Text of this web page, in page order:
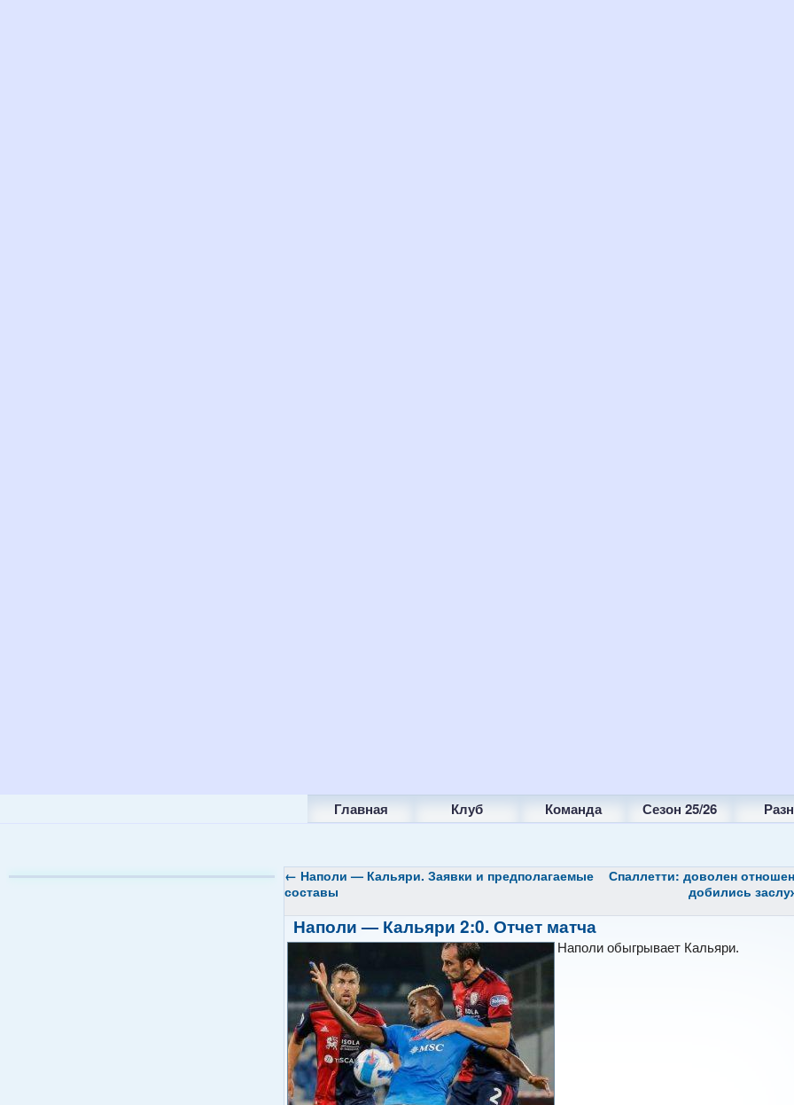
Главная Клуб Команда Сезон 25/26
← Наполи — Кальяри. Заявки и предполагаемые
составы
Спаллетти: доволен
добились
Наполи — Кальяри 2:0. Отчет матча
Наполи обыгрывает Кальяри.